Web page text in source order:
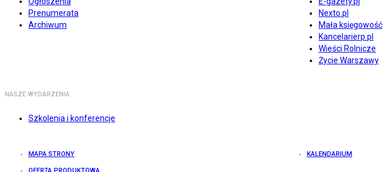
Prenumerata
Archiwum
Nexto.pl
Mała księgowość
Kancelarierp.pl
Wieści Rolnicze
Życie Warszawy
NASZE WYDARZENIA
Szkolenia i konferencje
MAPA STRONY KALENDARIUM